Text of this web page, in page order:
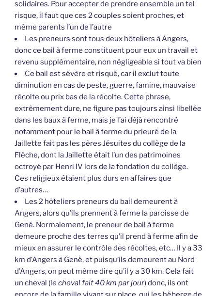
solidaires. Pour accepter de prendre ensemble un tel
risque, il faut que ces 2 couples soient proches, et
même parents l’un de l’autre
Les preneurs sont tous deux hôteliers à Angers,
donc ce bail à ferme constituent pour eux un travail et
revenu supplémentaire, non négligeable si tout va bien
Ce bail est sévère et risqué, car il exclut toute
diminution en cas de peste, guerre, famine, mauvaise
récolte ou prix bas de la récolte. Cette phrase,
extrêmement dure, ne figure pas toujours ainsi libellée
dans les baux à ferme, mais je l’ai déjà rencontré
notamment pour le bail à ferme du prieuré de la
Jaillette fait pas les pères Jésuites du collège de la
Flèche, dont la Jaillette était l’un des patrimoines
octroyé par Henri IV lors de la fondation du collège.
Ces religieux étaient plus durs en affaires que
d’autres…
Les 2 hôteliers preneurs du bail demeurent à
Angers, alors qu’ils prennent à ferme la paroisse de
Gené. Normalement, le preneur de bail à ferme
demeure proche des terres qu’il prend à ferme afin de
mieux en assurer le contrôle des récoltes, etc… Il y a 33
km d’Angers à Gené, et puisqu’ils demeurent au Nord
d’Angers, on peut même dire qu’il y a 30 km. Cela fait
un cheval (le cheval fait 40 km par jour) donc, ils ont